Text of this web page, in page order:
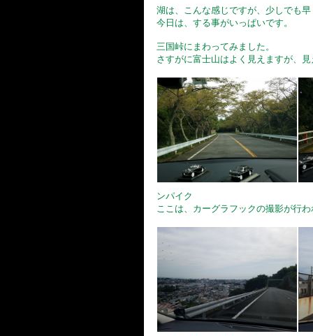
湖は、こんな感じですが、少しでも
今日は、する事がいっぱいです。
三国峠にまわってみました。
さすがに富士山はよく見えますが、
ンパイク
ここは、カーグラフックの撮影が行